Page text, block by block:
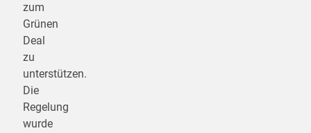
zum
Grünen
Deal
zu
unterstützen.
Die
Regelung
wurde